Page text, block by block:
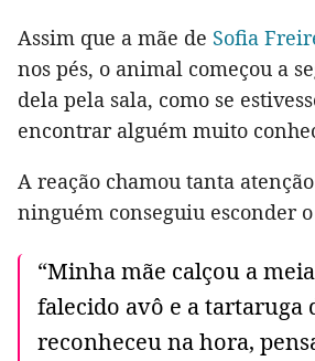
Assim que a mãe de Sofia
nos pés, o animal começou a
dela pela sala, como se
encontrar alguém muito
A reação chamou tanta
ninguém conseguiu esconder
“Minha mãe calçou a
falecido avô e a tartaruga
reconheceu na hora,